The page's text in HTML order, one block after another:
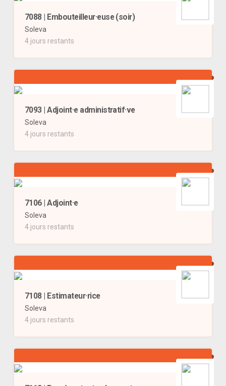
7088 | Embouteilleur·euse (soir)
Soleva
4 jours restants
7093 | Adjoint·e administratif·ve
Soleva
4 jours restants
7106 | Adjoint·e
Soleva
4 jours restants
7108 | Estimateur·rice
Soleva
4 jours restants